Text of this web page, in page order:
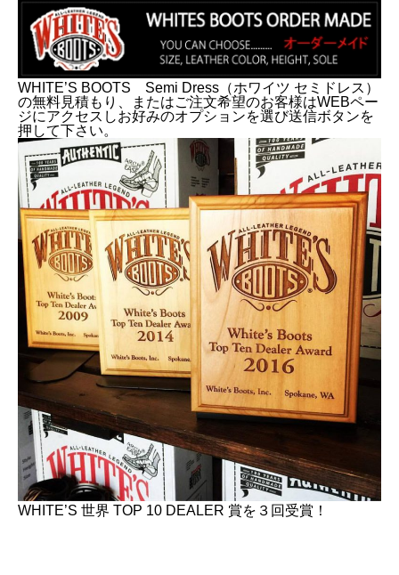
WHITE’S BOOTS Semi Dress（ホワイツ セミドレス）
の無料見積もり、またはご注文希望のお客様はWEBペー
ジにアクセスしお好みのオプションを選び送信ボタンを
押して下さい。
WHITE’S 世界 TOP 10 DEALER 賞を３回受賞！